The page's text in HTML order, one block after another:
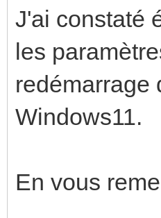
J'ai constaté
les
redémarrage
Windows11.
En vous